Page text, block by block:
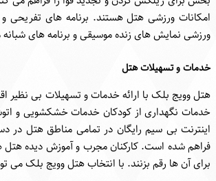
امکانات ورزشی هتل هستند. برنامه های
ورزشی نمایش های زنده موسیقی و برنامه های
خدمات و تسهیلات هتل
خدمات نگهداری از کودکان خدمات خشکشویی و
اینترنت بی سیم رایگان در تمامی مناطق هتل
فراهم شده است. کارکنان مجرب و آموزش دیده هتل
برای آن ها رقم بزنند. با انتخاب هتل وویج بلک می